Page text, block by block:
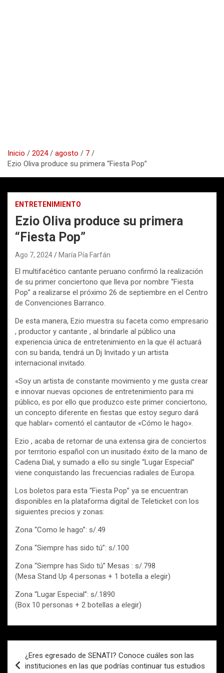
Inicio 2024 agosto
7
Ezio Oliva produce su primera “Fiesta Pop”
ENTRETENIMIENTO
Ezio Oliva produce su primera
“Fiesta Pop”
Ago 7, 2024 María Pía Farfán
El multifacético cantante peruano confirmó la realización
de su primer conciertono que lleva por nombre “Fiesta
Pop” a realizarse el próximo 26 de septiembre en el Centro
de Convenciones Barranco.
De esta manera, Ezio muestra su faceta como empresario
, productor y cantante , al brindarle al público una
experiencia única de entretenimiento en la que él actuará
con su banda, tendrá un Dj Invitado y un artista
internacional invitado.
«Soy un artista de constante movimiento y me gusta crear
e innovar nuevas opciones de entretenimiento para mi
público, es por ello que produzco este primer conciertono,
un concepto diferente en fiestas que estoy seguro dará
que hablar» comentó el cantautor de «Cómo le hago».
Ezio , acaba de retornar de una extensa gira de conciertos
por territorio español con un inusitado éxito de la mano de
Cadena Dial, y sumado a ello su single “Lugar Especial”
viene conquistando las frecuencias radiales de Europa.
Los boletos para esta “Fiesta Pop” ya se encuentran
disponibles en la plataforma digital de Teleticket con los
siguientes precios y zonas:
Zona “Como le hago”: s/.49
Zona “Siempre has sido tú”: s/.100
Zona “Siempre has Sido tú” Mesas : s/.798
(Mesa Stand Up 4 personas + 1 botella a elegir)
Zona “Lugar Especial”: s/.1890
(Box 10 personas + 2 botellas a elegir)
de
¿Eres egresado de SENATI? Conoce cuáles son las
instituciones en las que podrías continuar tus estudios